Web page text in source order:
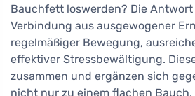
Bauchfett loswerden? Die
Verbindung aus ausgewogener
regelmäßiger Bewegung,
effektiver Stressbewältigung.
zusammen und ergänzen sich
nicht nur zu einem flachen